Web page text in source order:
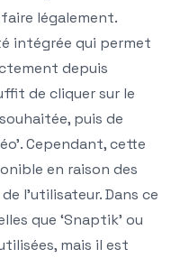
légalement.
intégrée qui permet
depuis
de cliquer sur le
puis de
Cependant, cette
en raison des
l’utilisateur. Dans ce
que ‘Snaptik’ ou
mais il est